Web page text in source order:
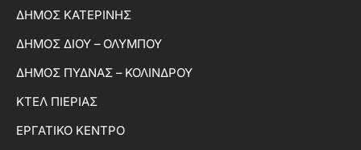
ΔΗΜΟΣ ΚΑΤΕΡΙΝΗΣ
ΔΗΜΟΣ ΔΙΟΥ – ΟΛΥΜΠΟΥ
ΔΗΜΟΣ ΠΥΔΝΑΣ – ΚΟΛΙΝΔΡΟΥ
ΚΤΕΛ ΠΙΕΡΙΑΣ
ΕΡΓΑΤΙΚΟ ΚΕΝΤΡΟ